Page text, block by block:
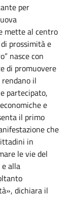
per
mette al centro
prossimità e
nasce con
di promuovere
il
partecipato,
e
il primo
che
in
le vie del
alla
dichiara il